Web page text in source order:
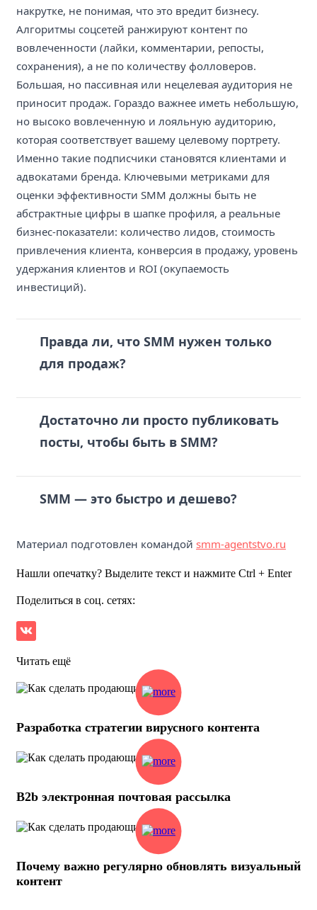
накрутке, не понимая, что это вредит бизнесу.
Алгоритмы соцсетей ранжируют контент по
вовлеченности (лайки, комментарии, репосты,
сохранения), а не по количеству фолловеров.
Большая, но пассивная или нецелевая аудитория не
приносит продаж. Гораздо важнее иметь небольшую,
но высоко вовлеченную и лояльную аудиторию,
которая соответствует вашему целевому портрету.
Именно такие подписчики становятся клиентами и
адвокатами бренда. Ключевыми метриками для
оценки эффективности SMM должны быть не
абстрактные цифры в шапке профиля, а реальные
бизнес-показатели: количество лидов, стоимость
привлечения клиента, конверсия в продажу, уровень
удержания клиентов и ROI (окупаемость
инвестиций).
Правда ли, что SMM нужен только
для продаж?
Достаточно ли просто публиковать
посты, чтобы быть в SMM?
SMM — это быстро и дешево?
Материал подготовлен командой smm-agentstvo.ru
Нашли опечатку? Выделите текст и нажмите Ctrl + Enter
Поделиться в соц. сетях:
Читать ещё
Разработка стратегии вирусного контента
B2b электронная почтовая рассылка
Почему важно регулярно обновлять визуальный
контент